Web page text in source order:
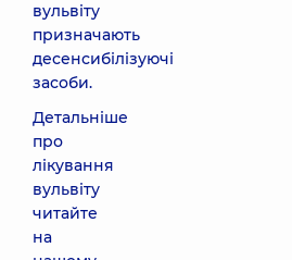
вульвіту
призначають
десенсибілізуючі
засоби.
Детальніше
про
лікування
вульвіту
читайте
на